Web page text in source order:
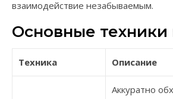
взаимодействие незабываемым.
Основные техники
Техника Описание
Аккуратно